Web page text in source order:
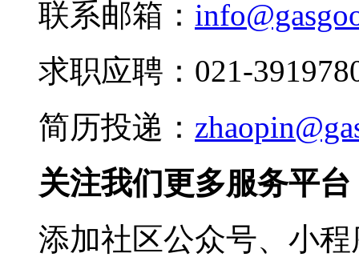
联系邮箱：
求职应聘：021-
简历投递：
关注我们更多服务平台
添加社区公众号、小